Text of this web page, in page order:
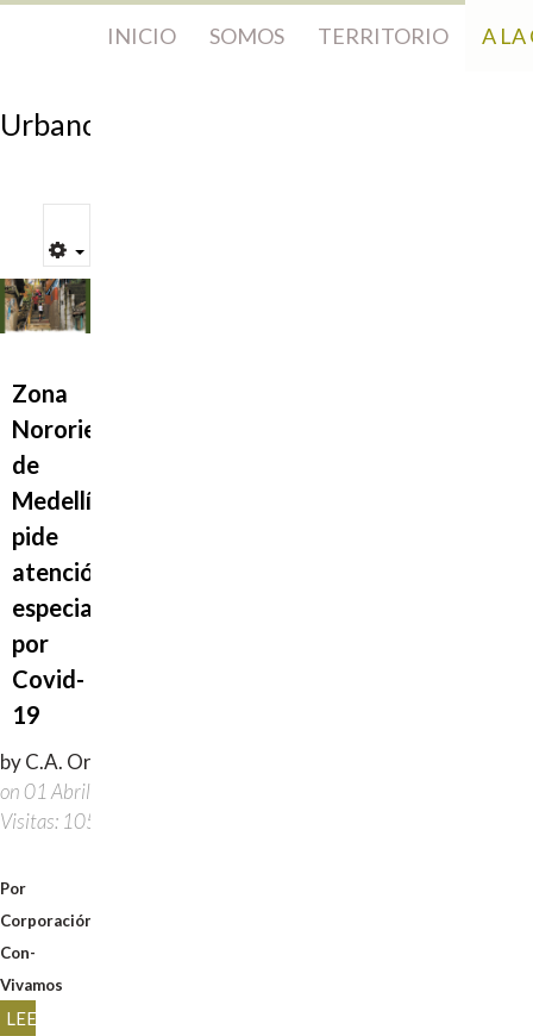
INICIO SOMOS TERRITORIO A LA
Urbano
Zona
Nororiental
de
Medellín
pide
atención
especial
por
Covid-
19
by C.A. Orlas
on 01 Abril 2020
Visitas: 1059
Por
Corporación
Con-
Vivamos
LEER